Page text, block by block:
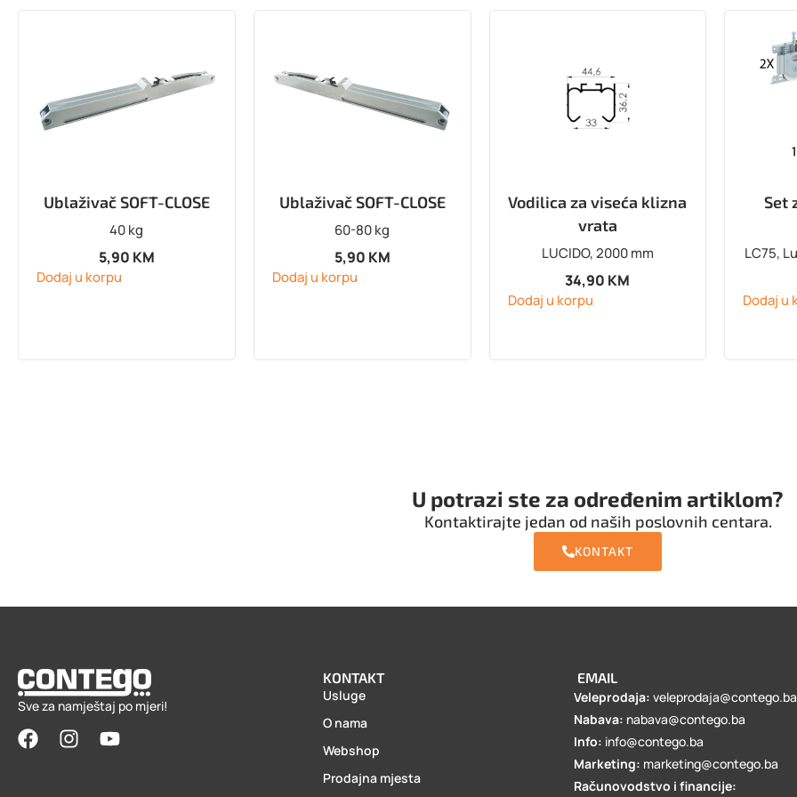
Ublaživač SOFT-CLOSE
40 kg
5,90 KM
Dodaj u korpu
Ublaživač SOFT-CLOSE
60-80 kg
5,90 KM
Dodaj u korpu
Vodilica za viseća klizna
vrata
LUCIDO, 2000 mm
34,90 KM
Dodaj u korpu
Set
LC75,
Dodaj u
U potrazi ste za određenim artiklom?
Kontaktirajte jedan od naših poslovnih centara.
KONTAKT
Sve za namještaj po mjeri!
KONTAKT
Usluge
O nama
Webshop
Prodajna mjesta
EMAIL
Veleprodaja:veleprodaja@contego.ba
Nabava: nabava@contego.ba
Info: info@contego.ba
Marketing: marketing@contego.ba
Računovodstvo i financije: